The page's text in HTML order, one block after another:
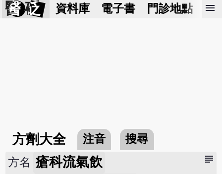
醫 砭 資料庫 電子書 門診地點 預
menu
方劑大全 注音 搜尋
subject
方名 瘡科流氣飲